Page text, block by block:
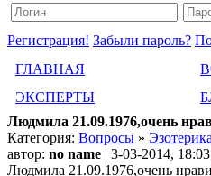
Регистрация! Забыли пароль?
ГЛАВНАЯ
ЭКСПЕРТЫ
Людмила 21.09.1976,очень
Категория: Вопросы » Эзотерика
автор: no name | 3-03-2014,
Людмила 21.09.1976,очень